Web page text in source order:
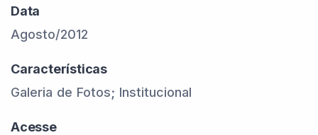
Data
Agosto/2012
Características
Galeria de Fotos; Institucional
Acesse